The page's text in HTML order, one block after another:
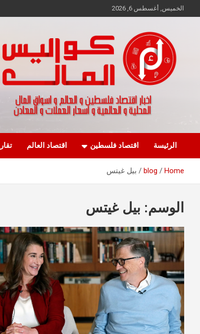
to
الخميس, أغسطس 6, 2026
كواليس المال
الرئيسة اقتصاد فلسطين اقتصاد العالم
Home
blog بيل غيتس
الوسم: بيل غيتس